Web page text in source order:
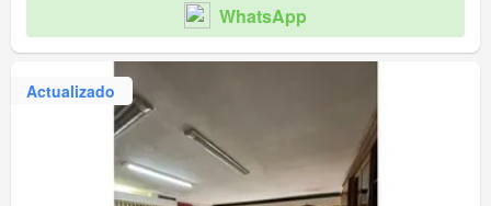
WhatsApp
Actualizado